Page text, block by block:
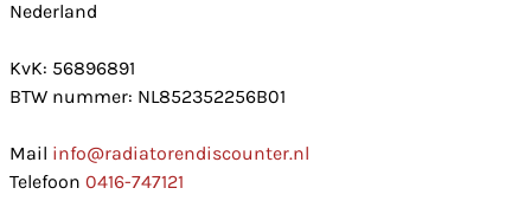
Nederland
KvK: 56896891
BTW nummer: NL852352256B01
Mail info@radiatorendiscounter.nl
Telefoon 0416-747121